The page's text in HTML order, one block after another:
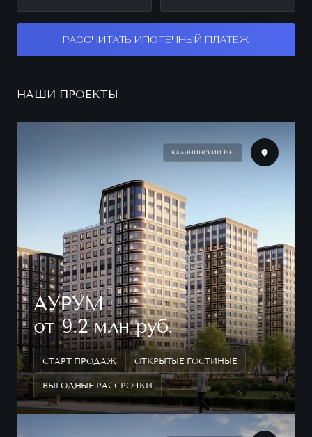
РАССЧИТАТЬ ИПОТЕЧНЫЙ ПЛАТЕЖ
НАШИ ПРОЕКТЫ
КАЛИНИНСКИЙ Р-Н
АУРУМ
от 9.2 млн руб.
СТАРТ ПРОДАЖ ОТКРЫТЫЕ ГОСТИНЫЕ
ВЫГОДНЫЕ РАССРОЧКИ